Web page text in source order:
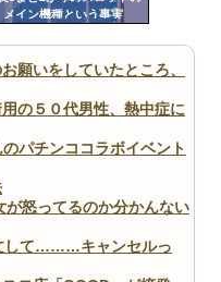
メイン機種という事実
願いをしていたところ、
の５０代男性、熱中症に
パチンココラボイベント
が怒ってるのか分かんない
して………キャンセルっ